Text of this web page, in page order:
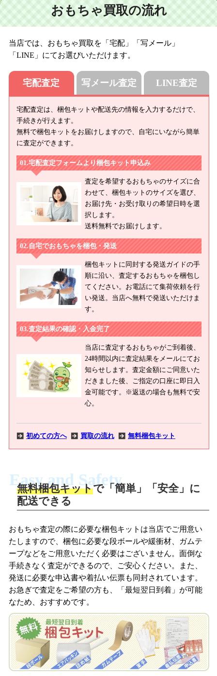
おもちゃ買取の流れ
当店では、おもちゃ買取を「宅配」「写メール」
「LINE」にてお選びいただけます。
宅配査定
宅配査定は、梱包キットや配送先の情報を入力するだけで、
手続きが行えます。
無料で梱包キットをお届けしますので、自宅にいながら簡単
に査定ができます。
宅配査定フォームより梱包キット申込み
査定を希望するおもちゃのサイズに合
わせて、梱包キットのサイズを選び、
お届け先・お受け取りの希望日時を選
択します。
送料無料でお届けします。
自宅でおもちゃを梱包・発送
梱包キットに同封する発送ガイドの手
順に沿い、査定するおもちゃを梱包し
てください。お電話にて集荷依頼を行
い発送。当店へ無料で発送いただけま
す。
査定結果の確認・入金完了
当店に査定するおもちゃがご到着後、
24時間以内に査定結果をメールにてお
知らせします。査定金額にご同意いた
だきました後、ご指定の口座に即日入
金可能です。※返送の場合も無料で安
心。
初めての方へ 買取の流れ 無料梱包キット
写メール査定
商品撮影
商品を撮影して、査定フォームから画像
を送信します。
梱包キットをメールで申し込み
査定結果をメールで確認し、梱包キット
を申し込みます。梱包キットは送料無料
でお届けします。
自宅でおもちゃを発送・梱包
梱包キットに同封する発送ガイドの手順
LINE査定
LINEの友だち追加・査定画像を送信
「ジョニージョイLINE査定」を友だちに
追加し、スマートフォンなどのカメラで
撮影したおもちゃの写真をトーク中に送
信します。
梱包キットをLINEで申し込み
査定結果をLINEで確認し、梱包キットを
申し込みます。梱包キットは送料無料で
お届けします。
自宅でおもちゃを発送・梱包
Easy and Safety
無料梱包キットで「簡単」「安全」に
配送できる
おもちゃ査定の際に必要な梱包キットは当店でご用意い
たしますので、梱包に必要な段ボールや緩衝材、ガムテ
ープなどをご用意いただく必要はございません。面倒な
手続きなく査定ができるので、ご安心ください。また、
発送に必要な申込書や着払い伝票も同封されています。
お急ぎで査定をご希望の方も、「最短翌日到着」が可能
なため、おすすめです。